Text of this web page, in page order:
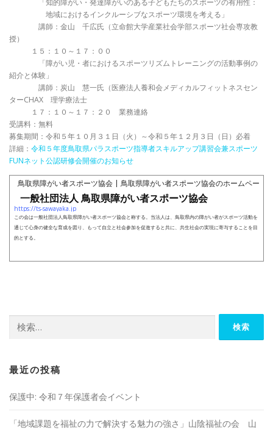
「知的障がい・発達障がいのある子どもたちのスポーツの有用性：
地域におけるインクルーシブなスポーツ環境を考える」
講師：金山 千広氏（立命館大学産業社会学部スポーツ社会専攻教
授）
１５：１０～１７：００
「障がい児・者におけるスポーツリズムトレーニングの活動事例の
紹介と体験」
講師：炭山 慧一氏（医療法人養和会メディカルフィットネスセン
ターCHAX 理学療法士
１７：１０～１７：２０ 業務連絡
受講料：無料
募集期間：令和５年１０月３１日（火）～令和５年１２月３日（日）必着
詳細： 令和５年度鳥取県パラスポーツ指導者スキルアップ講習会兼スポーツ
FUNネット公認研修会開催のお知らせ
鳥取県障がい者スポーツ協会 | 鳥取県障がい者スポーツ協会のホームページ
一般社団法人 鳥取県障がい者スポーツ協会
https://ts-sawayaka.jp
この会は一般社団法人鳥取県障がい者スポーツ協会と称する。当法人は、鳥取県内の障がい者がスポーツ活動を
通じて心身の健全な育成を図り、もって自立と社会参加を促進すると共に、共生社会の実現に寄与することを目
的とする。
索:
最近の投稿
保護中: 令和７年保護者会イベント
「地域課題を福祉の⼒で解決する魅⼒の強さ」山陰福祉の会 山